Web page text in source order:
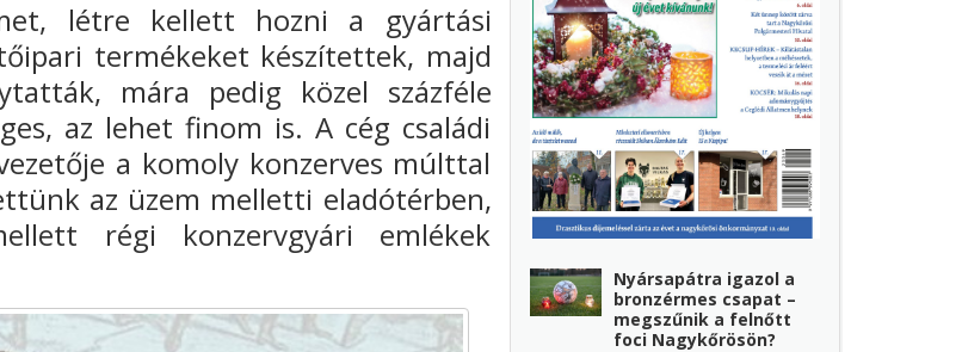
létre kellett hozni a gyártási
termékeket készítettek, majd
mára pedig közel százféle
az lehet finom is. A cég családi
a komoly konzerves múlttal
az üzem melletti eladótérben,
régi konzervgyári emlékek
Nyársapátra igazol a
bronzérmes csapat –
megszűnik a felnőtt
foci Nagykőrösön?